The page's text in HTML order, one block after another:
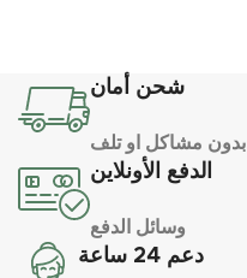
شحن أمان
بدون مشاكل او تلف
الدفع الأونلاين
وسائل الدفع
دعم 24 ساعة